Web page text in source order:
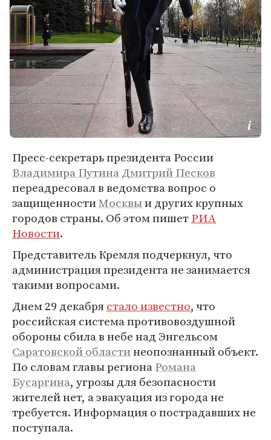
Пресс-секретарь президента России
Владимира ПутинаДмитрий Песков
переадресовал в ведомства вопрос о
защищенностиМосквыи других крупных
городов страны. Об этом пишетРИА
Новости.
Представитель Кремля подчеркнул, что
администрация президента не занимается
такими вопросами.
Днем 29 декабрястало известно, что
российская система противовоздушной
обороны сбила в небе над Энгельсом
Саратовской областинеопознанный объект.
По словам главы регионаРомана
Бусаргина, угрозы для безопасности
жителей нет, а эвакуация из города не
требуется. Информация о пострадавших не
поступала.